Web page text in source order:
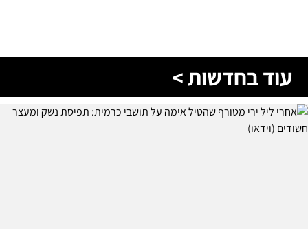
עוד בחדשות >